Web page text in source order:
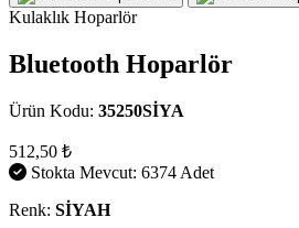
Kulaklık Hoparlör
Bluetooth Hoparlör
Ürün Kodu: 35250SİYA
512,50 ₺
Stokta Mevcut: 6374 Adet
Renk: SİYAH